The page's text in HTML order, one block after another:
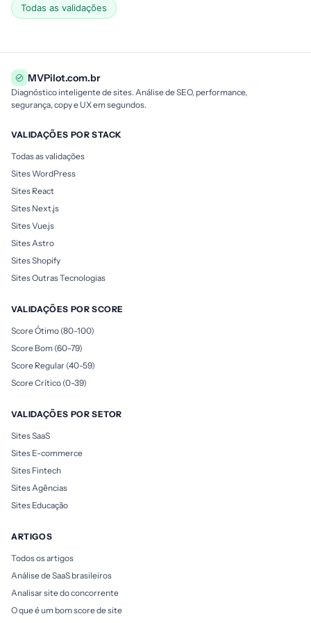
Todas as validações
MVPilot.com.br
Diagnóstico inteligente de sites. Análise de SEO, performance,
segurança, copy e UX em segundos.
VALIDAÇÕES POR STACK
Todas as validações
Sites WordPress
Sites React
Sites Next.js
Sites Vue.js
Sites Astro
Sites Shopify
Sites Outras Tecnologias
VALIDAÇÕES POR SCORE
Score Ótimo (80-100)
Score Bom (60-79)
Score Regular (40-59)
Score Crítico (0-39)
VALIDAÇÕES POR SETOR
Sites SaaS
Sites E-commerce
Sites Fintech
Sites Agências
Sites Educação
ARTIGOS
Todos os artigos
Análise de SaaS brasileiros
Analisar site do concorrente
O que é um bom score de site